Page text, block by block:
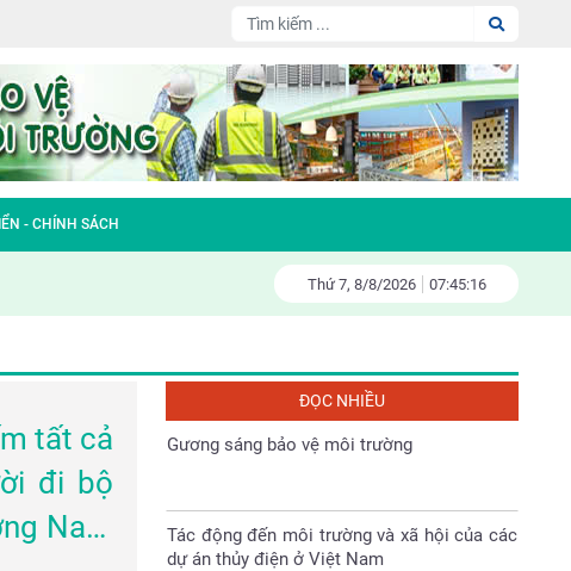
- CHÍNH SÁCH
Thứ 7, 8/8/2026 07:45:17
tất cả
đi bộ
Nam
ĐỌC NHIỀU
Đại hội Hội nông dân huyện Sóc Sơn nhiệm
kỳ 2023-2028
Làm gì để bảo vệ tài nguyên thiên nhiên và
môi trường sống
Fiesta – đa tầng kinh doanh – đa tầng
Tác động đến môi trường và xã hội của các
Bản tin Môi trường Xây dựng số 138